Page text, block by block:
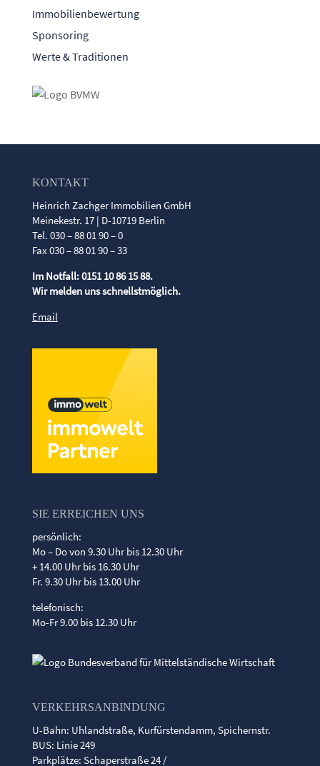
Immobilienbewertung
Sponsoring
Werte & Traditionen
KONTAKT
Heinrich Zachger Immobilien GmbH
Meinekestr. 17 | D-10719 Berlin
Tel. 030 – 88 01 90 – 0
Fax 030 – 88 01 90 – 33
Im Notfall: 0151 10 86 15 88.
Wir melden uns schnellstmöglich.
Email
SIE ERREICHEN UNS
persönlich:
Mo – Do von 9.30 Uhr bis 12.30 Uhr
+ 14.00 Uhr bis 16.30 Uhr
Fr. 9.30 Uhr bis 13.00 Uhr
telefonisch:
Mo-Fr 9.00 bis 12.30 Uhr
VERKEHRSANBINDUNG
U-Bahn: Uhlandstraße, Kurfürstendamm, Spichernstr.
BUS: Linie 249
Parkplätze: Schaperstraße 24 /